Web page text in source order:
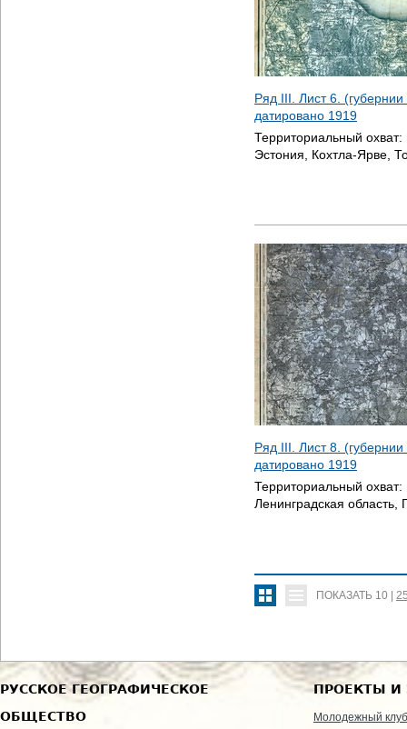
Ряд III. Лист 6.
датировано 1919
Территориальный охват:
Эстония, Кохтла-Ярве,
Ряд III. Лист 8.
датировано 1919
Территориальный охват:
Ленинградская область,
ПОКАЗАТЬ 10 |
РУССКОЕ ГЕОГРАФИЧЕСКОЕ
ОБЩЕСТВО
ПРОЕКТЫ И
Молодежный клуб